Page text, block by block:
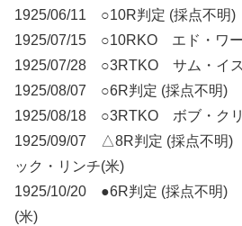
1925/06/11 ○10R判定 (採点不明
1925/07/15 ○10RKO エド・ワ
1925/07/28 ○3RTKO サム・イ
1925/08/07 ○6R判定 (採点不明)
1925/08/18 ○3RTKO ボブ・ク
1925/09/07 △8R判定 (採点不明)
ック・リンチ(米)
1925/10/20 ●6R判定 (採点不明)
(米)